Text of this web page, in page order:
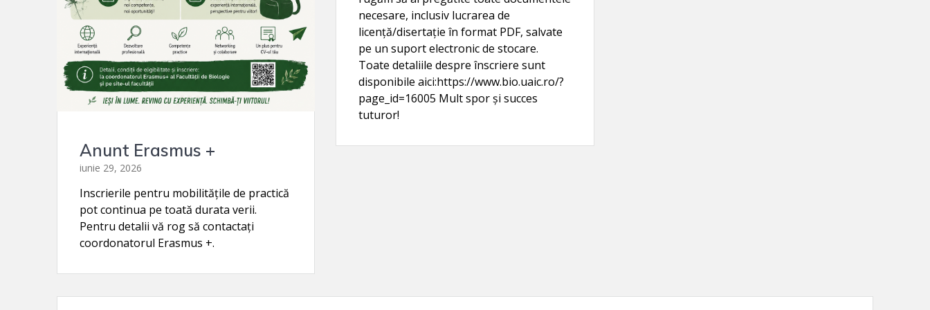
necesare, inclusiv lucrarea de
licență/disertație în format PDF, salvate
pe un suport electronic de stocare.
Toate detaliile despre înscriere sunt
disponibile aici:https://www.bio.uaic.ro/?
page_id=16005 Mult spor și succes
tuturor!
Anunt Erasmus +
iunie 29, 2026
Inscrierile pentru mobilitățile de practică
pot continua pe toată durata verii.
Pentru detalii vă rog să contactați
coordonatorul Erasmus +.